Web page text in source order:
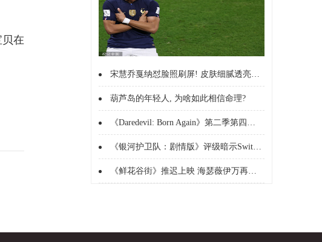
在
宋慧乔戛纳怼脸照刷屏! 皮肤细腻透亮状态封神, 皮肤好到会发
葫芦岛的年轻人, 为啥如此相信命理?
《Daredevil: Born Again》第二季第四集或
《银河护卫队：剧情版》评级暗示Switch 2即将发布
《鲜花谷街》推迟上映 海瑟薇伊万再合作